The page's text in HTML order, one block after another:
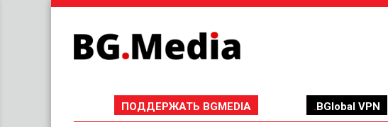
ПОДДЕРЖАТЬ BGMEDIA BGlobal VPN